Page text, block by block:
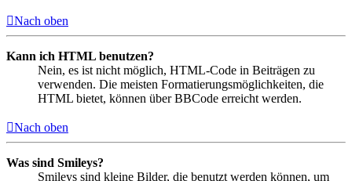
Nach oben
Kann ich HTML benutzen?
Nein, es ist nicht möglich, HTML-Code in Beiträgen zu
verwenden. Die meisten Formatierungsmöglichkeiten, die
HTML bietet, können über BBCode erreicht werden.
Nach oben
Was sind Smileys?
Smileys sind kleine Bilder, die benutzt werden können, um